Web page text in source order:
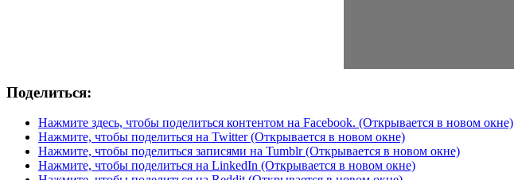
Поделиться:
Нажмите здесь, чтобы поделиться контентом на Facebook. (Открывается в новом окне)
Нажмите, чтобы поделиться на Twitter (Открывается в новом окне)
Нажмите, чтобы поделиться записями на Tumblr (Открывается в новом окне)
Нажмите, чтобы поделиться на LinkedIn (Открывается в новом окне)